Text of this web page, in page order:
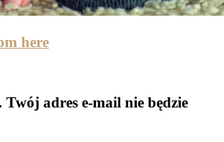
here
Twój adres e-mail nie będzie